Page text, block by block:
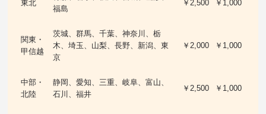
東北
福島
￥2,500 ￥1,000
関東・
甲信越
茨城、群馬、千葉、神奈川、栃
木、埼玉、山梨、長野、新潟、東
京
￥2,000 ￥1,000
中部・
北陸
静岡、愛知、三重、岐阜、富山、
石川、福井
￥2,500 ￥1,000